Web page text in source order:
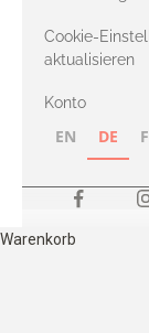
Cookie-
aktualisieren
Konto
EN DE
Warenkorb